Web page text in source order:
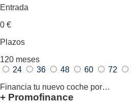
Entrada
0 €
Plazos
120 meses
24
36 48 60 72
Financia tu nuevo coche por…
+ Promofinance